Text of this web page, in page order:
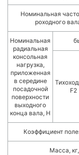
Номинальная
роходного
Номинальная
радиальная
кон­сольная
нагруз­ка,
приложенная
в середине
поса­дочной
поверх­ности
выходного
конца вала, Н
F2
Коэффициент
Масса,